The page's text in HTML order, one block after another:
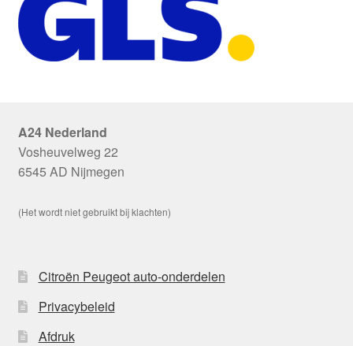
A24 Nederland
Vosheuvelweg 22
6545 AD Nijmegen
(Het wordt niet gebruikt bij klachten)
Citroën Peugeot auto-onderdelen
Privacybeleid
Afdruk